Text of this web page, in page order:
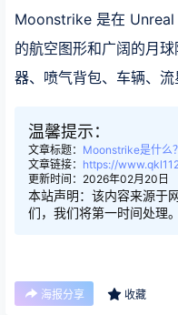
Moonstrike 是在 Unreal
的航空图形和广阔的月
器、喷气背包、车辆、流
温馨提示：
文章标题： Moonstrike是什么？
文章链接： https://
更新时间：2026年02月20日
本站声明：该内容来源于
们，我们将第一时间处理。
海报分享 收藏